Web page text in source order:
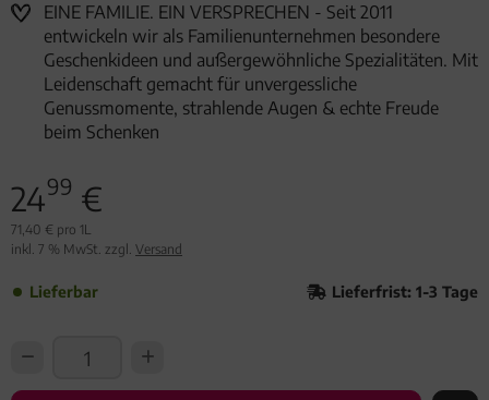
EINE FAMILIE. EIN VERSPRECHEN - Seit 2011
entwickeln wir als Familienunternehmen besondere
Geschenkideen und außergewöhnliche Spezialitäten. Mit
Leidenschaft gemacht für unvergessliche
Genussmomente, strahlende Augen & echte Freude
beim Schenken
2499 €
71,40 € pro 1L
inkl. 7 % MwSt. zzgl. Versand
Lieferbar Lieferfrist: 1-3 Tage